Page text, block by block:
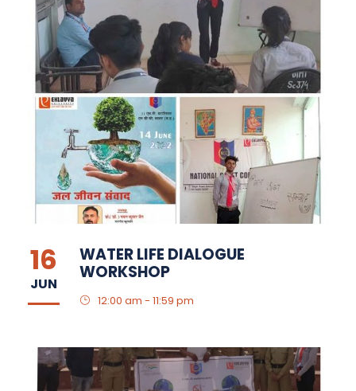
16
JUN
WATER LIFE DIALOGUE
WORKSHOP
12:00 am - 11:59 pm